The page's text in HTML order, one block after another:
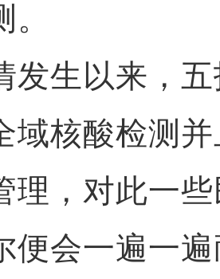
生以来，五
域核酸检测
理，对此一
便会一遍一